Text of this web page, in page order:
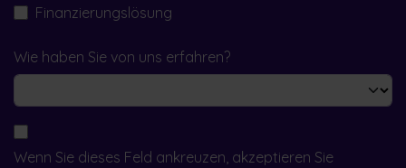
Finanzierungslösung
Wie haben Sie von uns erfahren?
Wenn Sie dieses Feld ankreuzen, akzeptieren Sie